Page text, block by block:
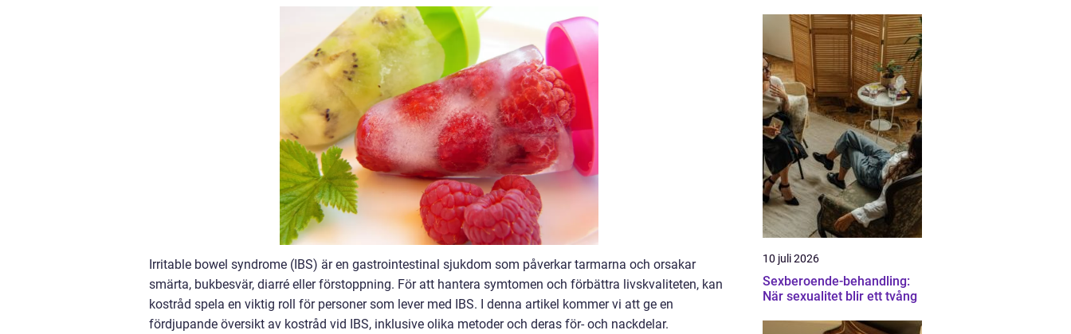
Irritable bowel syndrome (IBS) är en gastrointestinal sjukdom som påverkar tarmarna och orsakar
smärta, bukbesvär, diarré eller förstoppning. För att hantera symtomen och förbättra livskvaliteten, kan
kostråd spela en viktig roll för personer som lever med IBS. I denna artikel kommer vi att ge en
fördjupande översikt av kostråd vid IBS, inklusive olika metoder och deras för- och nackdelar.
10 juli 2026
Sexberoende-behandling:
När sexualitet blir ett tvång